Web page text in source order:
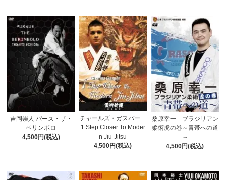
吉岡崇人 パース・ザ・
ベリンボロ
4,500円(税込)
チャールズ・ガスパー
1 Step Closer To Moder
n Jiu-Jitsu
4,500円(税込)
桑原幸一 ブラジリアン
柔術虎の巻～青帯への道
～
4,500円(税込)